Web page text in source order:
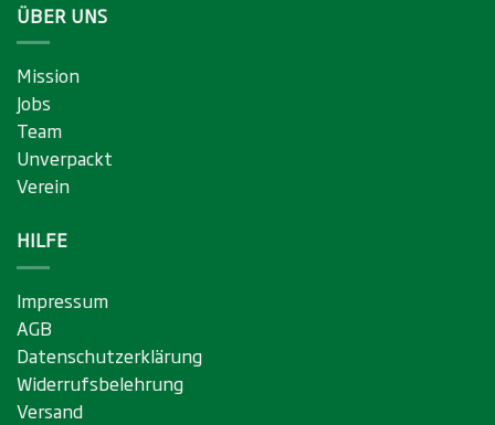
ÜBER UNS
Mission
Jobs
Team
Unverpackt
Verein
HILFE
Impressum
AGB
Datenschutzerklärung
Widerrufsbelehrung
Versand